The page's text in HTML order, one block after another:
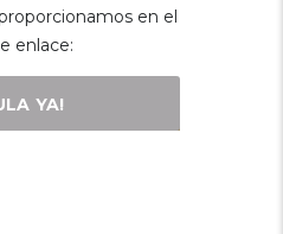
en el
enlace:
YA!